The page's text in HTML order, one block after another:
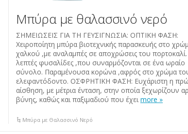
Μπύρα με θαλασσινό νερό
ΣΗΜΕΙΩΣΕΙΣ ΓΙΑ ΤΗ ΓΕΥΣΙΓΝΩΣΙΑ: OΠΤΙΚΗ ΦΑΣΗ:
Χειροποίητη μπύρα βιοτεχνικής παρασκευής στο
χαλκού ,με αναλαμπές σε αποχρώσεις του
λεπτές φυσαλίδες ,που συναρμόζονται σε ένα ωραίο
σύνολο. Παραμένουσα κορώνα ,αφρός στο χρώμα
ελεφαντόδοντο. OΣΦΡΗΤΙΚΗ ΦΑΣΗ: Ευχάριστη η
αίσθηση, με μέτρια ένταση, στην οποία ξεχωρίζουν
βύνης, καθώς και παξιμαδιού που έχειmore »
Μπύρα με Θαλασσινό Νερό